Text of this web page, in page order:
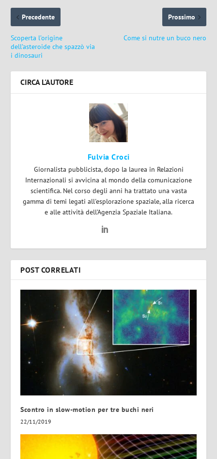
Precedente
Scoperta l’origine
dell’asteroide che spazzò via
i dinosauri
Prossimo
Come si nutre un buco nero
CIRCA L'AUTORE
Fulvia Croci
Giornalista pubblicista, dopo la laurea in Relazioni
Internazionali si avvicina al mondo della comunicazione
scientifica. Nel corso degli anni ha trattato una vasta
gamma di temi legati all'esplorazione spaziale, alla ricerca
e alle attività dell’Agenzia Spaziale Italiana.
POST CORRELATI
Scontro in slow-motion per tre buchi neri
22/11/2019